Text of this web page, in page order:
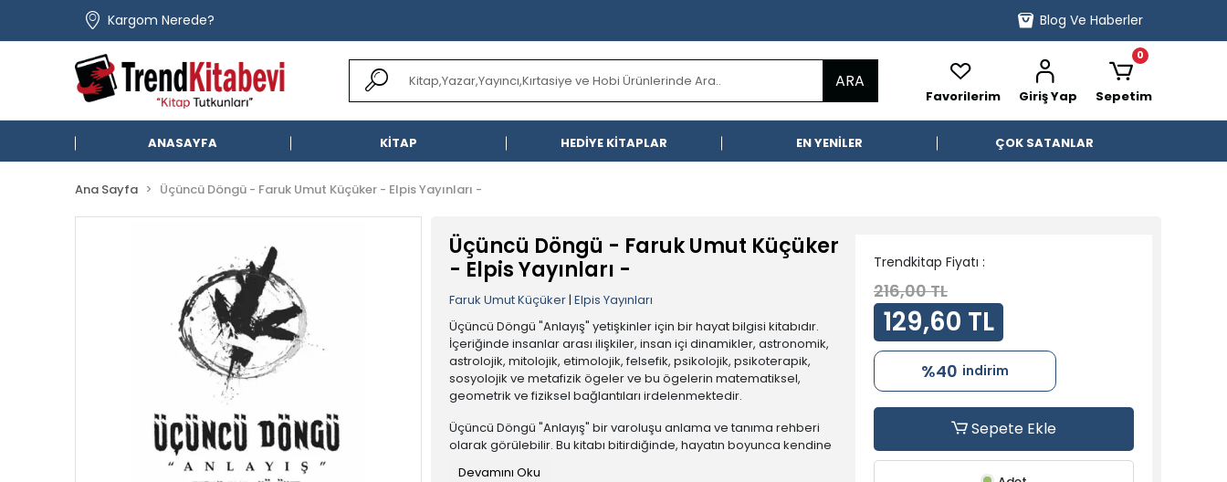
Kargom Nerede? Blog Ve Haberler
ARA
Favorilerim Giriş Yap Sepetim
0
ANASAYFA KİTAP HEDİYE KİTAPLAR EN YENİLER ÇOK SATANLAR
Ana Sayfa Üçüncü Döngü - Faruk Umut Küçüker - Elpis Yayınları -
Üçüncü Döngü - Faruk Umut Küçüker
- Elpis Yayınları -
Faruk Umut Küçüker| Elpis Yayınları
Üçüncü Döngü "Anlayış" yetişkinler için bir hayat bilgisi kitabıdır.
İçeriğinde insanlar arası ilişkiler, insan içi dinamikler, astronomik,
astrolojik, mitolojik, etimolojik, felsefik, psikolojik, psikoterapik,
sosyolojik ve metafizik ögeler ve bu ögelerin matematiksel,
geometrik ve fiziksel bağlantıları irdelenmektedir.
Üçüncü Döngü "Anlayış" bir varoluşu anlama ve tanıma rehberi
olarak görülebilir. Bu kitabı bitirdiğinde, hayatın boyunca kendine
Devamını Oku
Trendkitap Fiyatı :
216,00 TL
129,60 TL
%40 indirim
Sepete Ekle